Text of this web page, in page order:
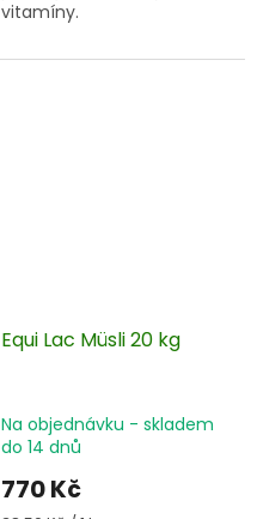
vitamíny.
Equi Lac Müsli 20 kg
Na objednávku - skladem
do 14 dnů
770 Kč